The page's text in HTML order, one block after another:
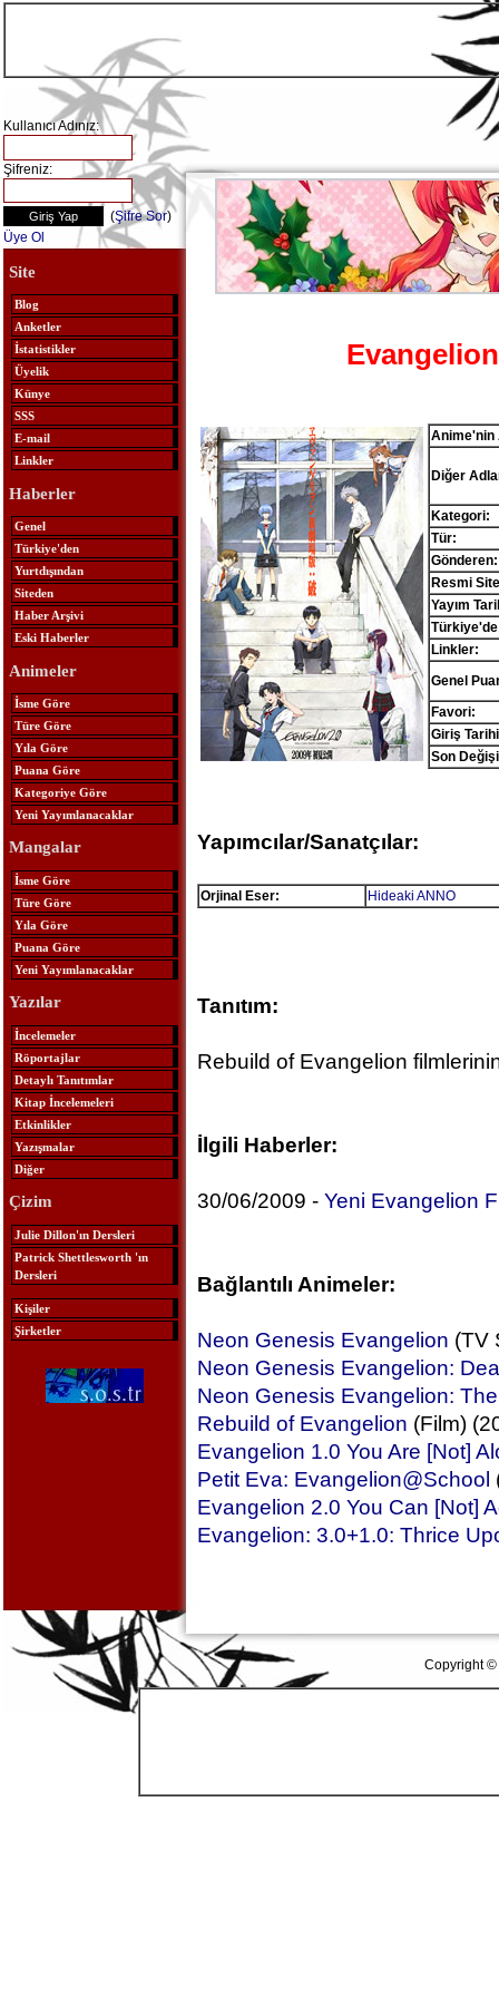
Kullanıcı Adınız:
Şifreniz:
(Şifre Sor)
Üye Ol
Site
Blog
Anketler
İstatistikler
Üyelik
Künye
SSS
E-mail
Linkler
Haberler
Genel
Türkiye'den
Yurtdışından
Siteden
Haber Arşivi
Eski Haberler
Animeler
İsme Göre
Türe Göre
Yıla Göre
Puana Göre
Kategoriye Göre
Yeni Yayımlanacaklar
Mangalar
İsme Göre
Türe Göre
Yıla Göre
Puana Göre
Yeni Yayımlanacaklar
Yazılar
İncelemeler
Röportajlar
Detaylı Tanıtımlar
Kitap İncelemeleri
Etkinlikler
Yazışmalar
Diğer
Çizim
Julie Dillon'ın Dersleri
Patrick Shettlesworth 'ın
Dersleri
Kişiler
Şirketler
Anime'nin
Diğer
Kategori:
Tür:
Gönderen:
Resmi
Yayım
Linkler:
Genel
Favori:
Giriş
Son
Yapımcılar/Sanatçılar:
Orjinal Eser: Hideaki ANNO
Tanıtım:
Rebuild of Evangelion
İlgili Haberler:
30/06/2009 - Yeni Evangelion
Bağlantılı Animeler:
Neon Genesis Evangelion (TV
Neon Genesis Evangelion:
Neon Genesis Evangelion:
Rebuild of Evangelion (Film)
Evangelion 1.0 You Are [Not]
Petit Eva: Evangelion@School
Evangelion 2.0 You Can [Not]
Evangelion: 3.0+1.0: Thrice
Copyright ©